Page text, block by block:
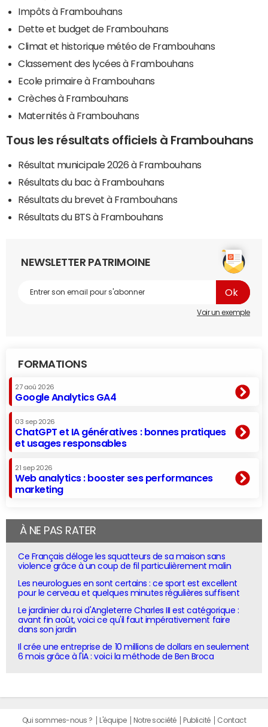
Impôts à Frambouhans
Dette et budget de Frambouhans
Climat et historique météo de Frambouhans
Classement des lycées à Frambouhans
Ecole primaire à Frambouhans
Crèches à Frambouhans
Maternités à Frambouhans
Tous les résultats officiels à Frambouhans
Résultat municipale 2026 à Frambouhans
Résultats du bac à Frambouhans
Résultats du brevet à Frambouhans
Résultats du BTS à Frambouhans
NEWSLETTER PATRIMOINE
Voir un exemple
FORMATIONS
27 aoû 2026
Google Analytics GA4
03 sep 2026
ChatGPT et IA génératives : bonnes pratiques
et usages responsables
21 sep 2026
Web analytics : booster ses performances
marketing
À NE PAS RATER
Ce Français déloge les squatteurs de sa maison sans
violence grâce à un coup de fil particulièrement malin
Les neurologues en sont certains : ce sport est excellent
pour le cerveau et quelques minutes régulières suffisent
Le jardinier du roi d'Angleterre Charles III est catégorique :
avant fin août, voici ce qu'il faut impérativement faire
dans son jardin
Il crée une entreprise de 10 millions de dollars en seulement
6 mois grâce à l'IA : voici la méthode de Ben Broca
Qui sommes-nous ? L'équipe Notre société Publicité Contact